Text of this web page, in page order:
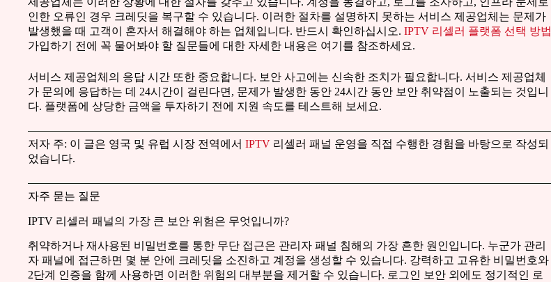
인한 오류인 경우 크레딧을 복구할 수 있습니다. 이러한 절차를 설명하지 못하는 서비스 제공업체는 문제가
발생했을 때 고객이 혼자서 해결해야 하는 업체입니다. 반드시 확인하십시오. IPTV 리셀러 플랫폼 선택 방법
가입하기 전에 꼭 물어봐야 할 질문들에 대한 자세한 내용은 여기를 참조하세요.
서비스 제공업체의 응답 시간 또한 중요합니다. 보안 사고에는 신속한 조치가 필요합니다. 서비스 제공업체
가 문의에 응답하는 데 24시간이 걸린다면, 문제가 발생한 동안 24시간 동안 보안 취약점이 노출되는 것입니
다. 플랫폼에 상당한 금액을 투자하기 전에 지원 속도를 테스트해 보세요.
저자 주: 이 글은 영국 및 유럽 시장 전역에서 IPTV 리셀러 패널 운영을 직접 수행한 경험을 바탕으로 작성되
었습니다.
자주 묻는 질문
IPTV 리셀러 패널의 가장 큰 보안 위험은 무엇입니까?
취약하거나 재사용된 비밀번호를 통한 무단 접근은 관리자 패널 침해의 가장 흔한 원인입니다. 누군가 관리
자 패널에 접근하면 몇 분 안에 크레딧을 소진하고 계정을 생성할 수 있습니다. 강력하고 고유한 비밀번호와
2단계 인증을 함께 사용하면 이러한 위험의 대부분을 제거할 수 있습니다. 로그인 보안 외에도 정기적인 로